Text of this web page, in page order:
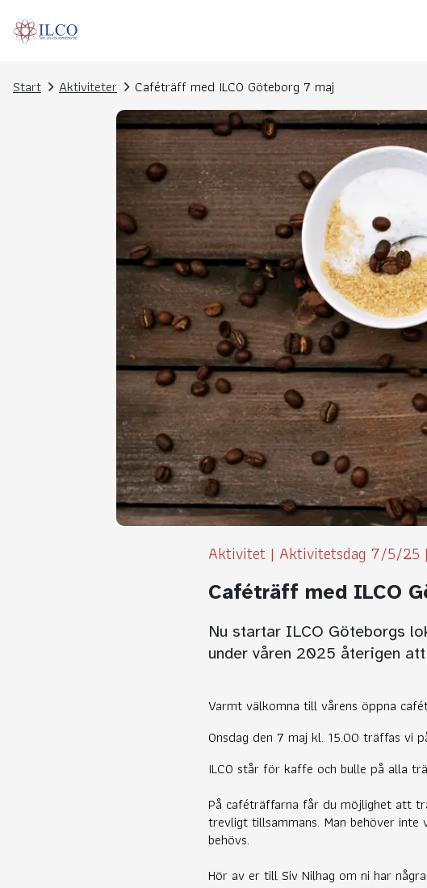
Start Aktiviteter Caféträff med ILCO Göteborg 7 maj
Aktivitet | Aktivitetsdag 7/5/25 |
Caféträff med ILCO
Nu startar ILCO Göteborgs
under våren 2025 återigen
Varmt välkomna till vårens öppna
Onsdag den 7 maj kl. 15.00 träffas vi
ILCO står för kaffe och bulle på alla
På caféträffarna får du möjlighet att
trevligt tillsammans. Man behöver
behövs.
Hör av er till Siv Nilhag om ni har